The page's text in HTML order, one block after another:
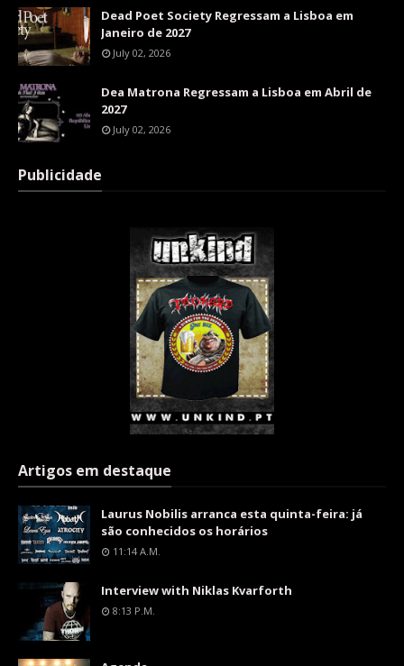
Dead Poet Society Regressam a Lisboa em
Janeiro de 2027
July 02, 2026
Dea Matrona Regressam a Lisboa em Abril de
2027
July 02, 2026
Publicidade
Artigos em destaque
Laurus Nobilis arranca esta quinta-feira: já
são conhecidos os horários
11:14 A.m.
Interview with Niklas Kvarforth
8:13 P.m.